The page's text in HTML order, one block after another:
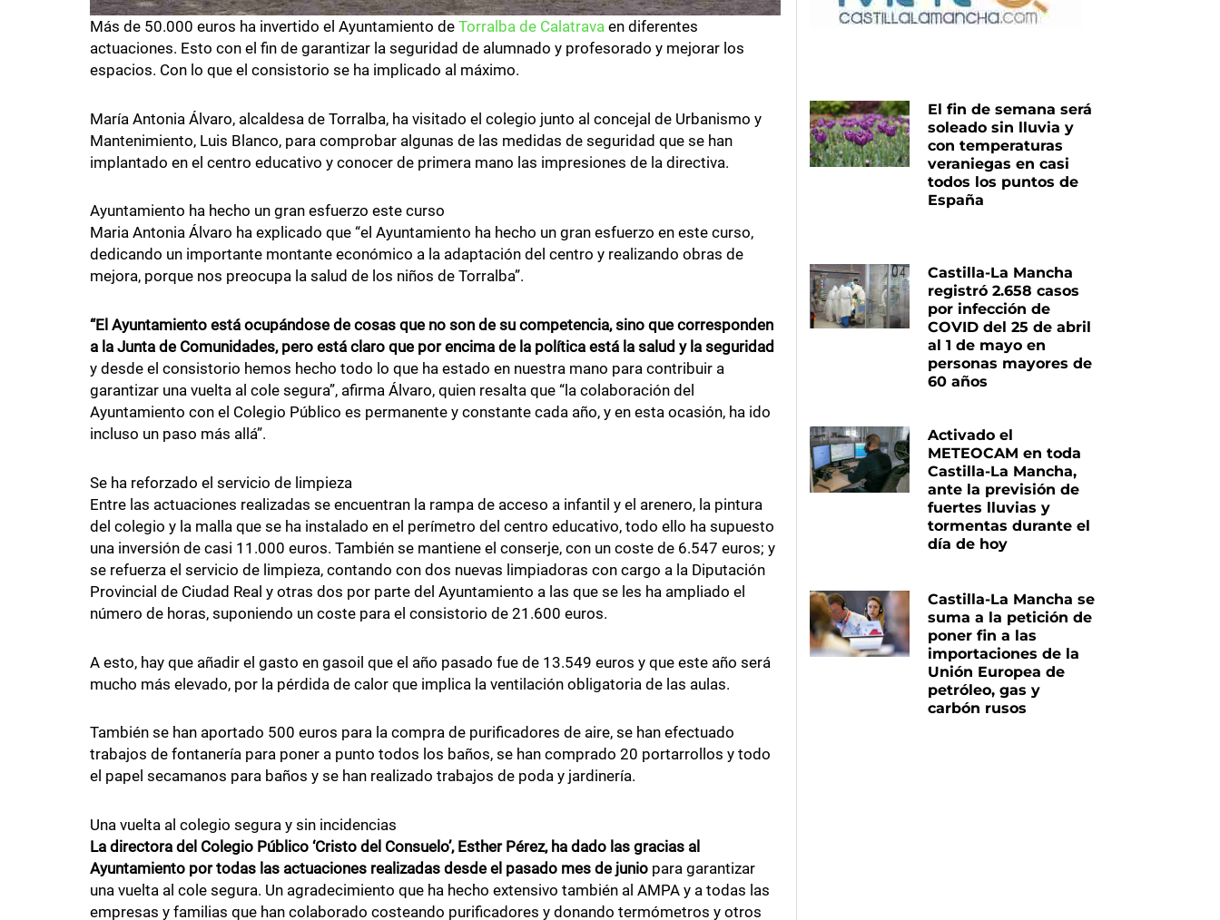
Más de 50.000 euros ha invertido el Ayuntamiento de Torralba de Calatrava en diferentes
actuaciones. Esto con el fin de garantizar la seguridad de alumnado y profesorado y mejorar los
espacios. Con lo que el consistorio se ha implicado al máximo.
María Antonia Álvaro, alcaldesa de Torralba, ha visitado el colegio junto al concejal de Urbanismo y
Mantenimiento, Luis Blanco, para comprobar algunas de las medidas de seguridad que se han
implantado en el centro educativo y conocer de primera mano las impresiones de la directiva.
Ayuntamiento ha hecho un gran esfuerzo este curso
Maria Antonia Álvaro ha explicado que “el Ayuntamiento ha hecho un gran esfuerzo en este curso,
dedicando un importante montante económico a la adaptación del centro y realizando obras de
mejora, porque nos preocupa la salud de los niños de Torralba”.
“El Ayuntamiento está ocupándose de cosas que no son de su competencia, sino que corresponden
a la Junta de Comunidades, pero está claro que por encima de la política está la salud y la seguridad
y desde el consistorio hemos hecho todo lo que ha estado en nuestra mano para contribuir a
garantizar una vuelta al cole segura”, afirma Álvaro, quien resalta que “la colaboración del
Ayuntamiento con el Colegio Público es permanente y constante cada año, y en esta ocasión, ha ido
incluso un paso más allá”.
Se ha reforzado el servicio de limpieza
Entre las actuaciones realizadas se encuentran la rampa de acceso a infantil y el arenero, la pintura
del colegio y la malla que se ha instalado en el perímetro del centro educativo, todo ello ha supuesto
una inversión de casi 11.000 euros. También se mantiene el conserje, con un coste de 6.547 euros; y
se refuerza el servicio de limpieza, contando con dos nuevas limpiadoras con cargo a la Diputación
Provincial de Ciudad Real y otras dos por parte del Ayuntamiento a las que se les ha ampliado el
número de horas, suponiendo un coste para el consistorio de 21.600 euros.
A esto, hay que añadir el gasto en gasoil que el año pasado fue de 13.549 euros y que este año será
mucho más elevado, por la pérdida de calor que implica la ventilación obligatoria de las aulas.
También se han aportado 500 euros para la compra de purificadores de aire, se han efectuado
trabajos de fontanería para poner a punto todos los baños, se han comprado 20 portarrollos y todo
el papel secamanos para baños y se han realizado trabajos de poda y jardinería.
Una vuelta al colegio segura y sin incidencias
La directora del Colegio Público ‘Cristo del Consuelo’, Esther Pérez, ha dado las gracias al
Ayuntamiento por todas las actuaciones realizadas desde el pasado mes de juniopara garantizar
una vuelta al cole segura. Un agradecimiento que ha hecho extensivo también al AMPA y a todas las
empresas y familias que han colaborado costeando purificadores y donando termómetros y otros
El fin de semana será
soleado sin lluvia y
con temperaturas
veraniegas en casi
todos los puntos de
España
Castilla-La Mancha
registró 2.658 casos
por infección de
COVID del 25 de abril
al 1 de mayo en
personas mayores de
60 años
Activado el
METEOCAM en toda
Castilla-La Mancha,
ante la previsión de
fuertes lluvias y
tormentas durante el
día de hoy
Castilla-La Mancha se
suma a la petición de
poner fin a las
importaciones de la
Unión Europea de
petróleo, gas y
carbón rusos